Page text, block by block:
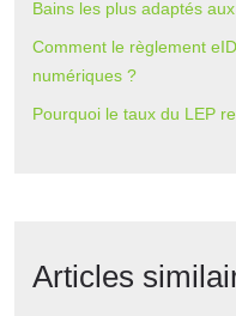
Bains les plus adaptés
Comment le règlement
numériques ?
Pourquoi le taux du LEP
Articles